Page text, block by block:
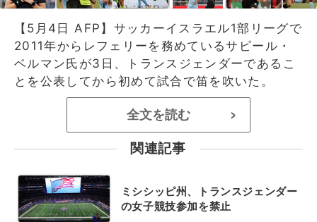
【5月4日 AFP】サッカーイスラエル1部リーグで
2011年からレフェリーを務めているサピール・
ベルマン氏が3日、トランスジェンダーであるこ
とを公表してから初めて試合で笛を吹いた。
全文を読む >
関連記事
ミシシッピ州、トランスジェンダー
の女子競技参加を禁止